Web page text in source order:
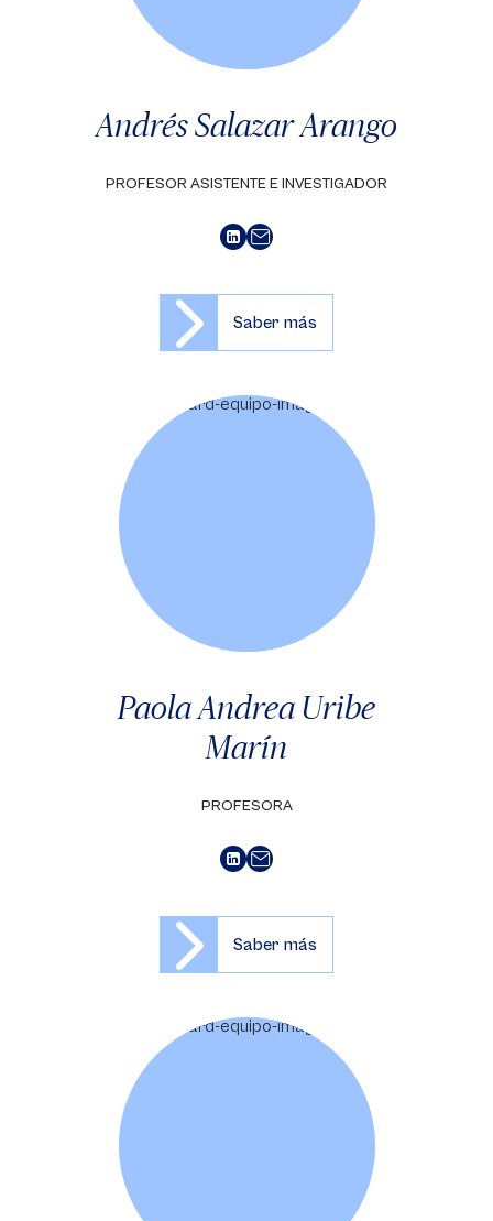
Andrés Salazar Arango
PROFESOR ASISTENTE E INVESTIGADOR
Saber más
Paola Andrea Uribe
Marín
PROFESORA
Saber más